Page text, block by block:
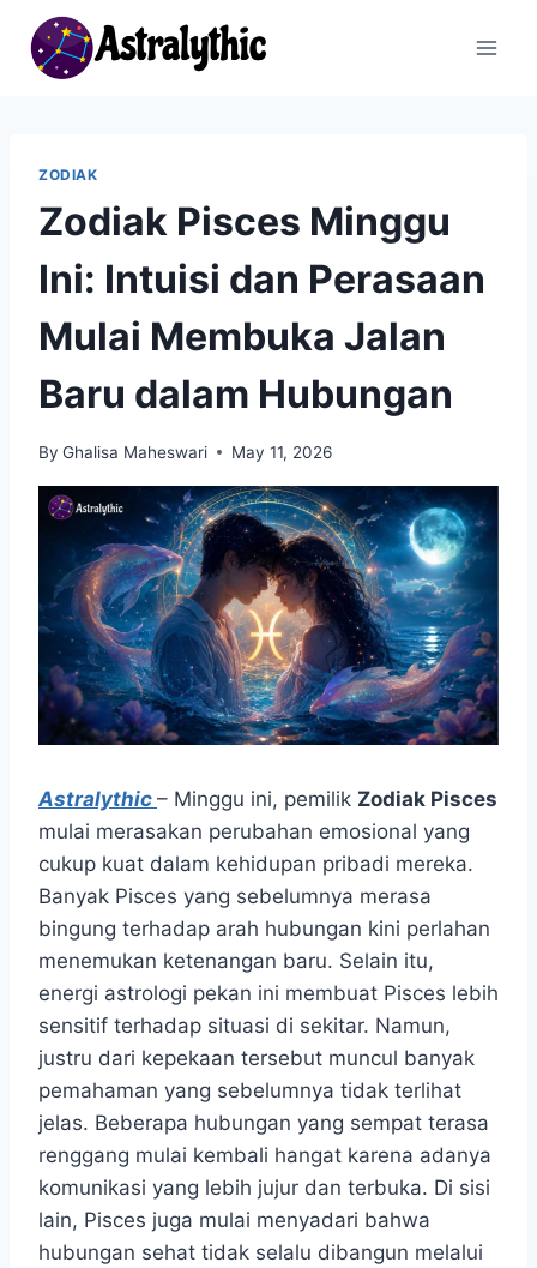
content
ZODIAK
Zodiak Pisces Minggu
Ini: Intuisi dan Perasaan
Mulai Membuka Jalan
Baru dalam Hubungan
By Ghalisa Maheswari May 11, 2026
Astralythic – Minggu ini, pemilik Zodiak Pisces
mulai merasakan perubahan emosional yang
cukup kuat dalam kehidupan pribadi mereka.
Banyak Pisces yang sebelumnya merasa
bingung terhadap arah hubungan kini perlahan
menemukan ketenangan baru. Selain itu,
energi astrologi pekan ini membuat Pisces lebih
sensitif terhadap situasi di sekitar. Namun,
justru dari kepekaan tersebut muncul banyak
pemahaman yang sebelumnya tidak terlihat
jelas. Beberapa hubungan yang sempat terasa
renggang mulai kembali hangat karena adanya
komunikasi yang lebih jujur dan terbuka. Di sisi
lain, Pisces juga mulai menyadari bahwa
hubungan sehat tidak selalu dibangun melalui